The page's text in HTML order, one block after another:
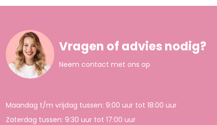
Vragen of advies nodig?
Neem contact met ons op
Maandag t/m vrijdag tussen: 9:00 uur tot 18:00 uur
Zaterdag tussen: 9:30 uur tot 17:00 uur